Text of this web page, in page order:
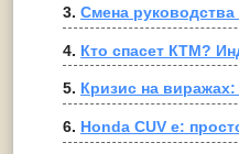
3. Смена руководства
4. Кто спасет КТМ?
5. Кризис на
6. Honda CUV e: